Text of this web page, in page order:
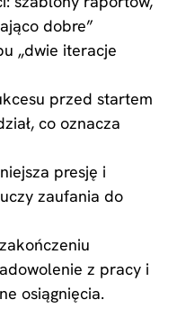
dobre”
„dwie iteracje
przed startem
co oznacza
presję i
zaufania do
z pracy i
osiągnięcia.